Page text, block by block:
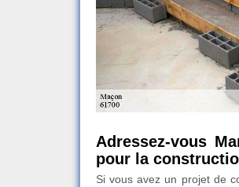
Adressez-vous
pour la
Si vous avez un projet de